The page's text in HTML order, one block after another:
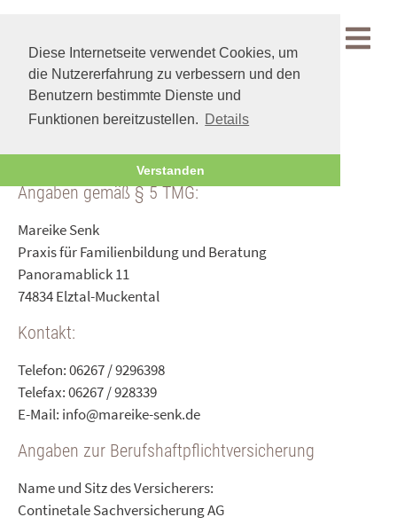
Diese Internetseite verwendet Cookies, um
die Nutzererfahrung zu verbessern und den
Benutzern bestimmte Dienste und
Funktionen bereitzustellen. Details
Verstanden
Private Kunden | Gewerbliche Kunden
Impressum
Angaben gemäß § 5 TMG:
Mareike Senk
Praxis für Familienbildung und Beratung
Panoramablick 11
74834 Elztal-Muckental
Kontakt:
Telefon: 06267 / 9296398
Telefax: 06267 / 928339
E-Mail: info@mareike-senk.de
Angaben zur Berufshaftpflichtversicherung
Name und Sitz des Versicherers:
Continetale Sachversicherung AG